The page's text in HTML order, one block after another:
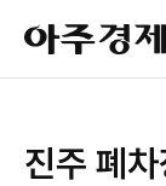
아
주
경
진주 폐